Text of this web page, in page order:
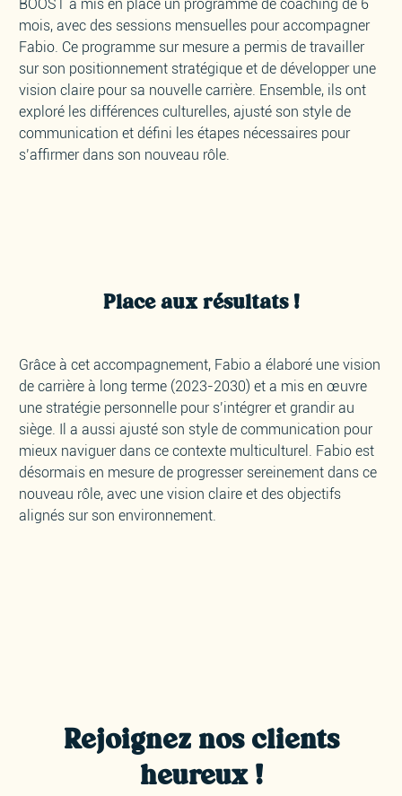
BOOST a mis en place un programme de coaching de 6
mois, avec des sessions mensuelles pour accompagner
Fabio. Ce programme sur mesure a permis de travailler
sur son positionnement stratégique et de développer une
vision claire pour sa nouvelle carrière. Ensemble, ils ont
exploré les différences culturelles, ajusté son style de
communication et défini les étapes nécessaires pour
s’affirmer dans son nouveau rôle.
Place aux résultats !
Grâce à cet accompagnement, Fabio a élaboré une vision
de carrière à long terme (2023-2030) et a mis en œuvre
une stratégie personnelle pour s’intégrer et grandir au
siège. Il a aussi ajusté son style de communication pour
mieux naviguer dans ce contexte multiculturel. Fabio est
désormais en mesure de progresser sereinement dans ce
nouveau rôle, avec une vision claire et des objectifs
alignés sur son environnement.
Rejoignez nos clients
heureux !